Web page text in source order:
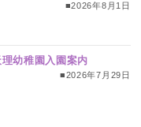
■2026年8月1日
幼稚園入園案内
■2026年7月29日